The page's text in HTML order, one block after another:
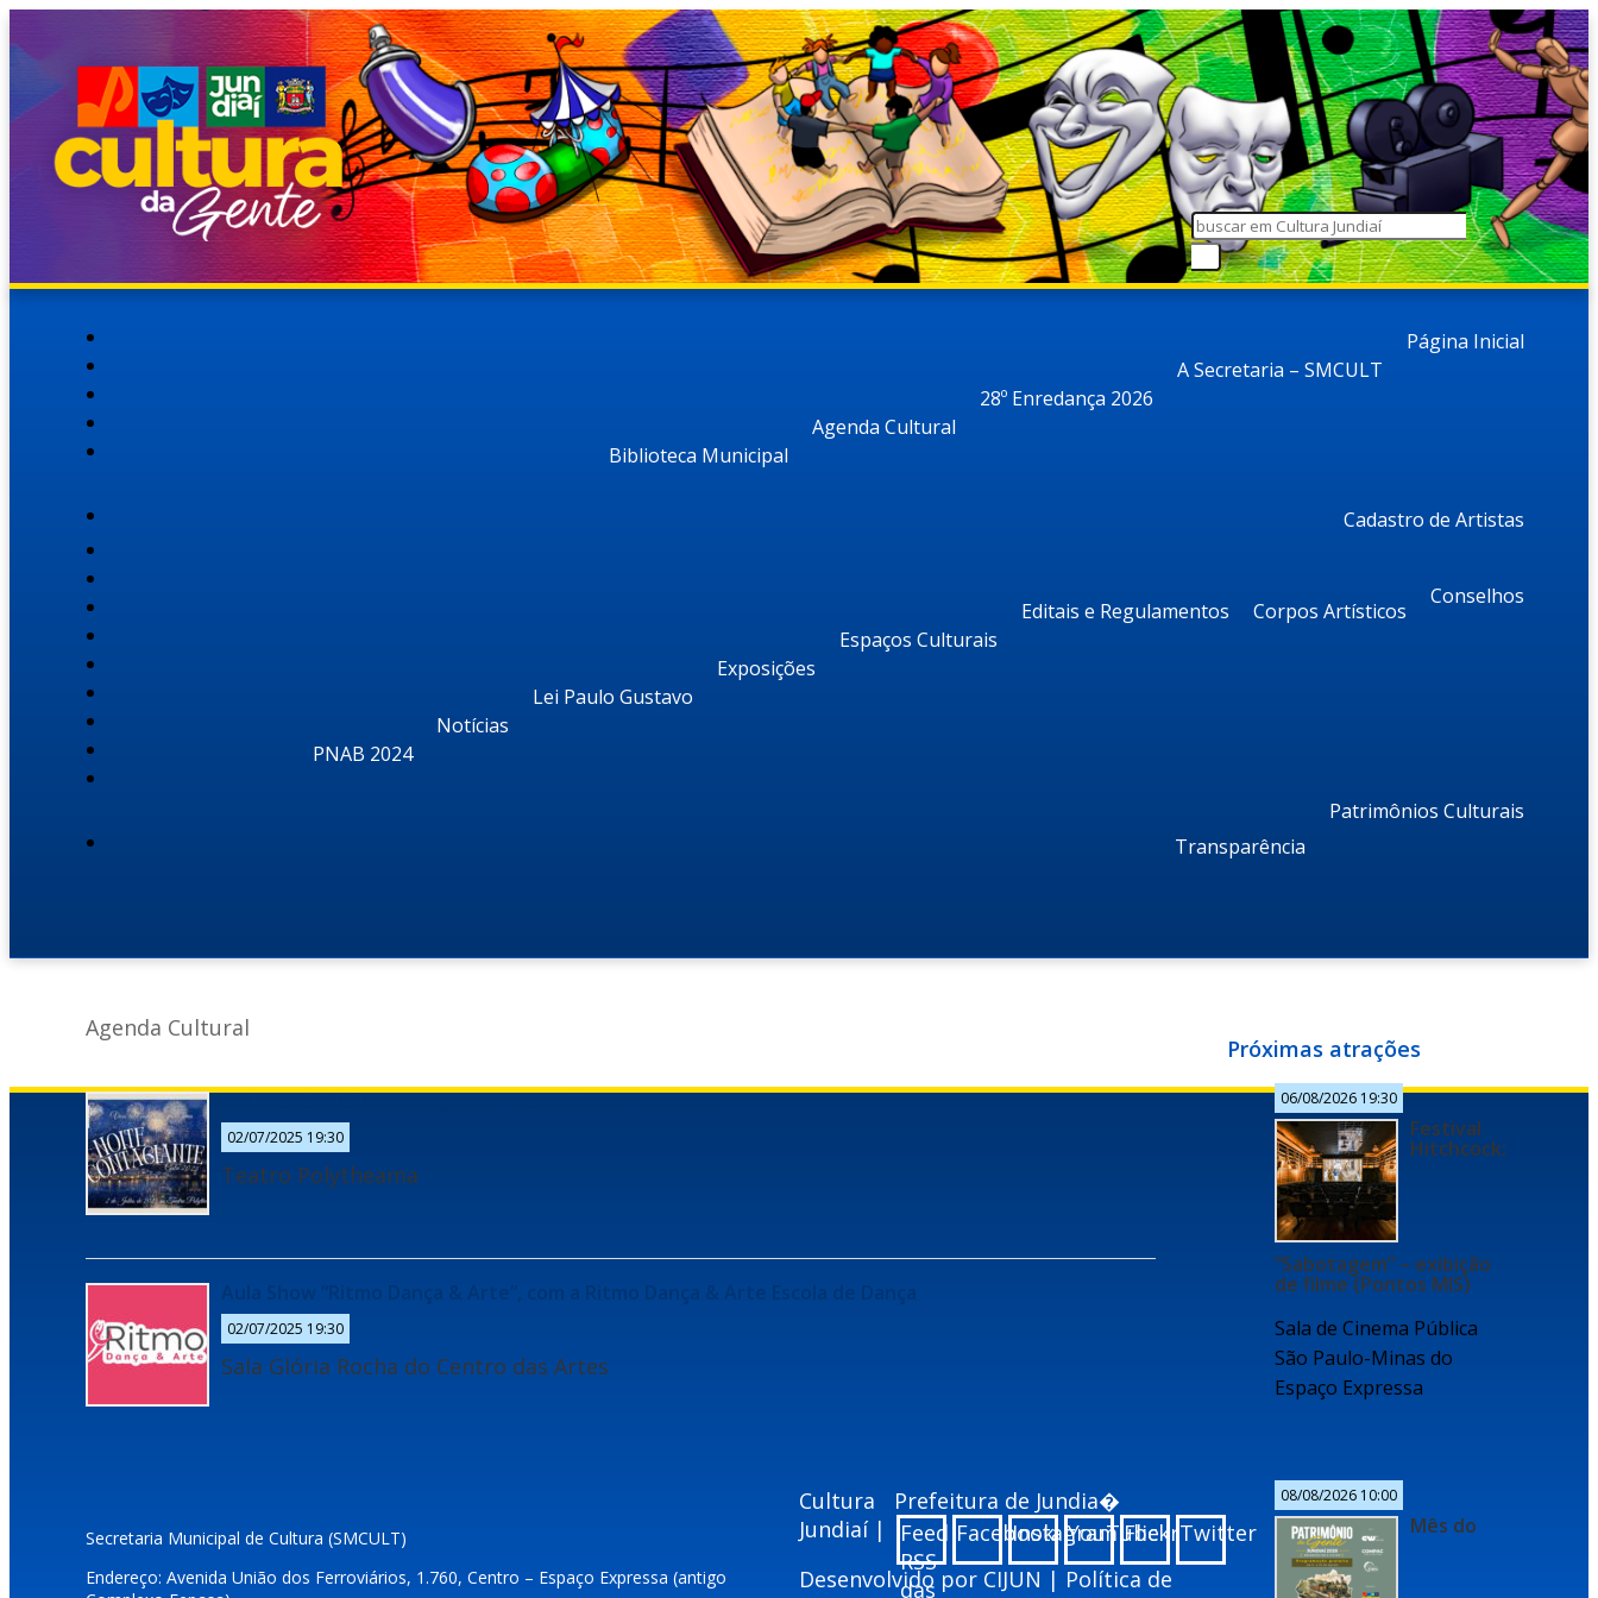
Página Inicial
A Secretaria – SMCULT
28º Enredança 2026
Agenda Cultural
Biblioteca Municipal
Cadastro de Artistas
Conselhos
Corpos Artísticos
Editais e Regulamentos
Espaços Culturais
Exposições
Lei Paulo Gustavo
Notícias
PNAB 2024
Patrimônios Culturais
Transparência
Agenda Cultural
“Gala 2025: Noite Contagiante”, com a Dance Company
02/07/2025 19:30
Teatro Polytheama
Aula Show “Ritmo Dança & Arte”, com a Ritmo Dança & Arte Escola de Dança
02/07/2025 19:30
Sala Glória Rocha do Centro das Artes
Próximas atrações
06/08/2026 19:30
Festival
Hitchcock:
“Sabotagem” – exibição
de filme (Pontos MIS)
Sala de Cinema Pública
São Paulo-Minas do
Espaço Expressa
08/08/2026 10:00
Mês do
Secretaria Municipal de Cultura (SMCULT)
Endereço: Avenida União dos Ferroviários, 1.760, Centro – Espaço Expressa (antigo
Prefeitura de Jundia�
Feed
RSS
das
FacebookInstagram
YouTube
FlickrTwitter
Cultura
Jundiaí |
Desenvolvido por CIJUN | Política de